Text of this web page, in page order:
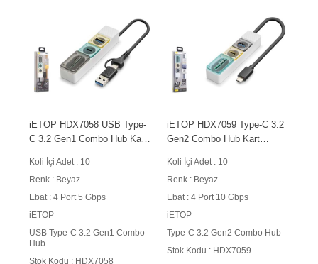
iETOP HDX7058 USB Type-
C 3.2 Gen1 Combo Hub Kart
Beyaz
Koli İçi Adet : 10
Renk : Beyaz
Ebat : 4 Port 5 Gbps
iETOP
USB Type-C 3.2 Gen1 Combo
Hub
Stok Kodu : HDX7058
iETOP HDX7059 Type-C 3.2
Gen2 Combo Hub Kart
Beyaz
Koli İçi Adet : 10
Renk : Beyaz
Ebat : 4 Port 10 Gbps
iETOP
Type-C 3.2 Gen2 Combo Hub
Stok Kodu : HDX7059